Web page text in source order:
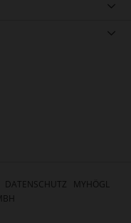
DATENSCHUTZ
MYHÖGL